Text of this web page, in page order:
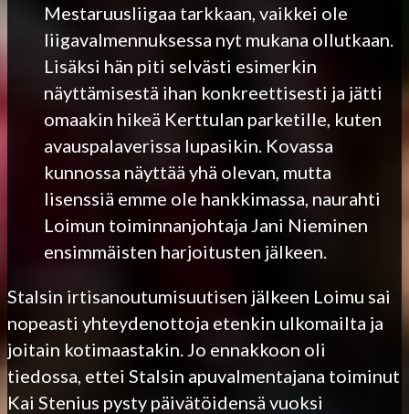
Mestaruusliigaa tarkkaan, vaikkei ole
liigavalmennuksessa nyt mukana ollutkaan.
Lisäksi hän piti selvästi esimerkin
näyttämisestä ihan konkreettisesti ja jätti
omaakin hikeä Kerttulan parketille, kuten
avauspalaverissa lupasikin. Kovassa
kunnossa näyttää yhä olevan, mutta
lisenssiä emme ole hankkimassa, naurahti
Loimun toiminnanjohtaja Jani Nieminen
ensimmäisten harjoitusten jälkeen.
Stalsin irtisanoutumisuutisen jälkeen Loimu sai
nopeasti yhteydenottoja etenkin ulkomailta ja
joitain kotimaastakin. Jo ennakkoon oli
tiedossa, ettei Stalsin apuvalmentajana toiminut
Kai Stenius pysty päivätöidensä vuoksi